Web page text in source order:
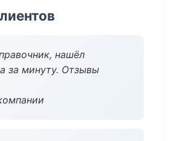
нашёл
за минуту. Отзывы